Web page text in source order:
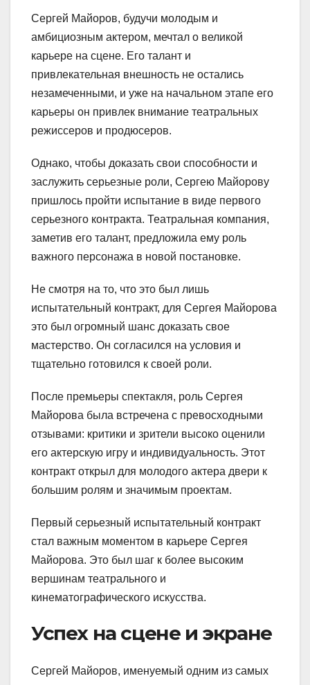
Сергей Майоров, будучи молодым и
амбициозным актером, мечтал о великой
карьере на сцене. Его талант и
привлекательная внешность не остались
незамеченными, и уже на начальном этапе его
карьеры он привлек внимание театральных
режиссеров и продюсеров.
Однако, чтобы доказать свои способности и
заслужить серьезные роли, Сергею Майорову
пришлось пройти испытание в виде первого
серьезного контракта. Театральная компания,
заметив его талант, предложила ему роль
важного персонажа в новой постановке.
Не смотря на то, что это был лишь
испытательный контракт, для Сергея Майорова
это был огромный шанс доказать свое
мастерство. Он согласился на условия и
тщательно готовился к своей роли.
После премьеры спектакля, роль Сергея
Майорова была встречена с превосходными
отзывами: критики и зрители высоко оценили
его актерскую игру и индивидуальность. Этот
контракт открыл для молодого актера двери к
большим ролям и значимым проектам.
Первый серьезный испытательный контракт
стал важным моментом в карьере Сергея
Майорова. Это был шаг к более высоким
вершинам театрального и
кинематографического искусства.
Успех на сцене и экране
Сергей Майоров, именуемый одним из самых